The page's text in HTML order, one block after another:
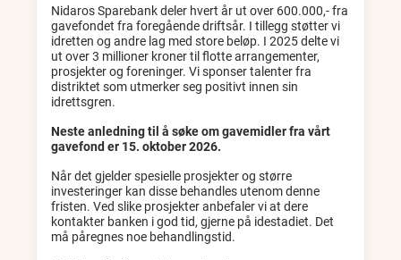
Nidaros Sparebank deler hvert år ut over 600.000,- fra
gavefondet fra foregående driftsår. I tillegg støtter vi
idretten og andre lag med store beløp. I 2025 delte vi
ut over 3 millioner kroner til flotte arrangementer,
prosjekter og foreninger. Vi sponser talenter fra
distriktet som utmerker seg positivt innen sin
idrettsgren.
Neste anledning til å søke om gavemidler fra vårt
gavefond er 15. oktober 2026.
Når det gjelder spesielle prosjekter og større
investeringer kan disse behandles utenom denne
fristen. Ved slike prosjekter anbefaler vi at dere
kontakter banken i god tid, gjerne på idestadiet. Det
må påregnes noe behandlingstid.